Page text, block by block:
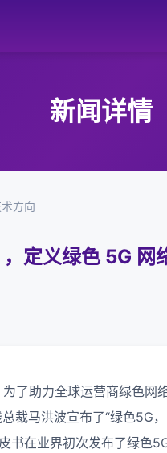
新闻详情
方向
定义绿色 5G 网
了助力全球运营商绿色网
裁马洪波宣布了“绿色5G
书在业界初次发布了绿